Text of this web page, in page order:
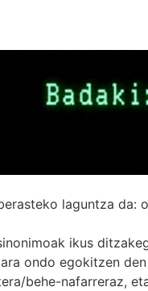
laguntza da:
ikus
ondo egokitzen
behe-nafarreraz,